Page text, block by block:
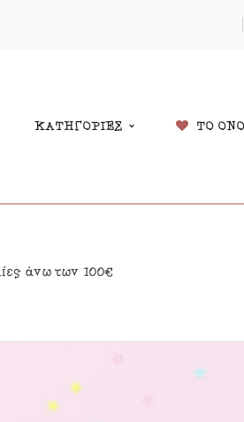
ΚΑΤΗΓΟΡΙΕΣ
Δώρα
Δωματίου
Μόμπιλε Κούνιας
Κουτιά
ΤΟ
άνω των 100€